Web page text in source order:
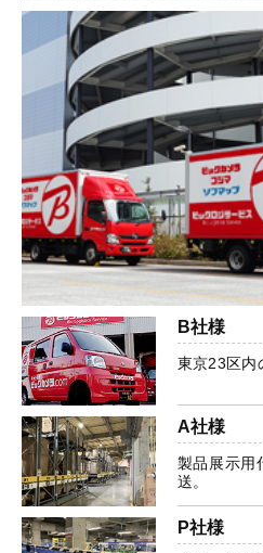
B社様
東京23区内
A社様
製品展示用
送。
P社様